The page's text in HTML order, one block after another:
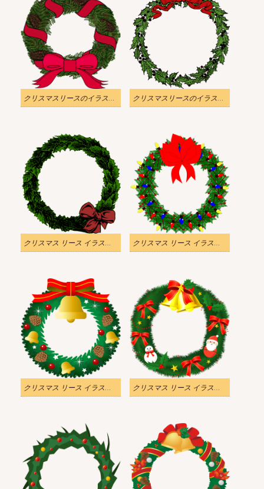
クリスマスリースのイラスト 透明な背景 1 クリスマスリースのイラスト 透明な背景
クリスマス リース イラスト 透明 5 クリスマス リース イラスト 透明 4
クリスマス リース イラスト 透明 3 クリスマス リース イラスト 透明 2